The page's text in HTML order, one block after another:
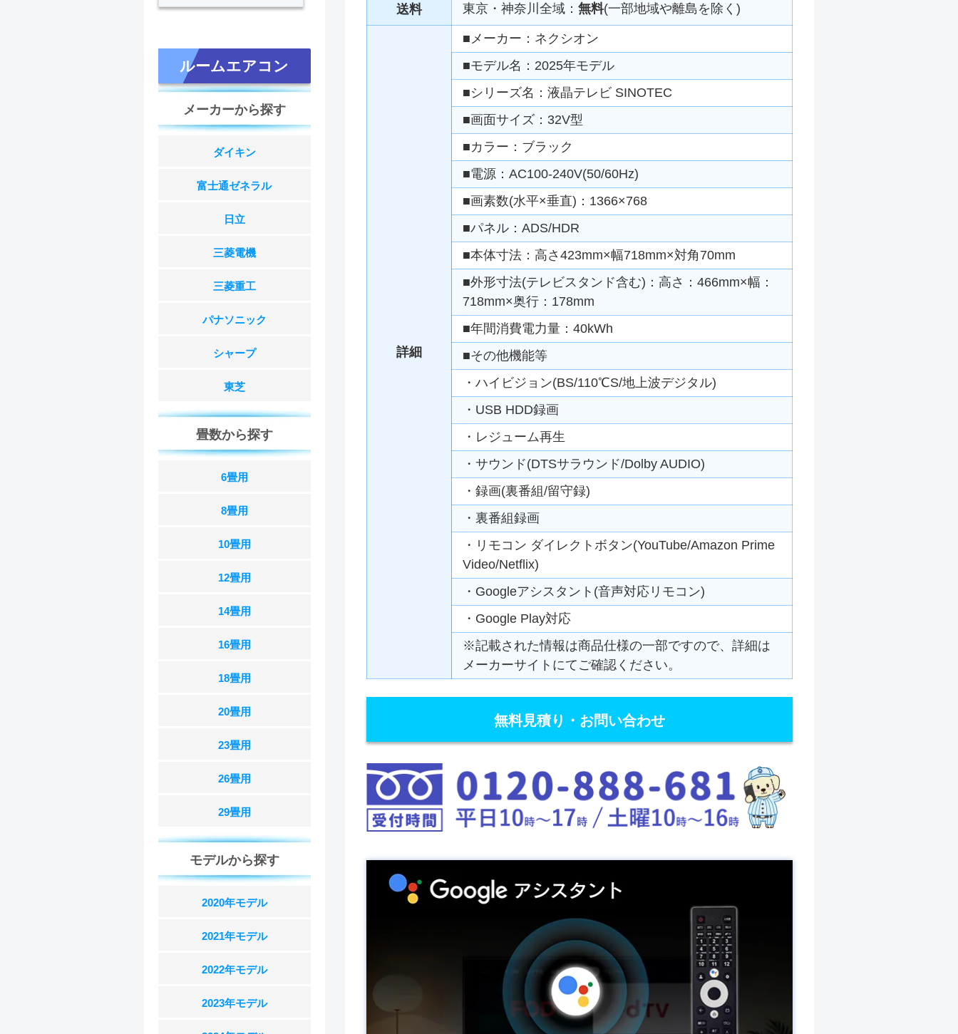
送料 東京・神奈川全域： 無料(一部地域や離島を除く)
詳細
■メーカー：ネクシオン
■モデル名：2025年モデル
■シリーズ名：液晶テレビ SINOTEC
■画面サイズ：32V型
■カラー：ブラック
■電源：AC100-240V(50/60Hz)
■画素数(水平×垂直)：1366×768
■パネル：ADS/HDR
■本体寸法：高さ423mm×幅718mm×対角70mm
■外形寸法(テレビスタンド含む)：高さ：466mm×幅：
718mm×奥行：178mm
■年間消費電力量：40kWh
■その他機能等
・ハイビジョン(BS/110℃S/地上波デジタル)
・USB HDD録画
・レジューム再生
・サウンド(DTSサラウンド/Dolby AUDIO)
・録画(裏番組/留守録)
・裏番組録画
・リモコン ダイレクトボタン(YouTube/Amazon Prime
Video/Netflix)
・Googleアシスタント(音声対応リモコン)
・Google Play対応
※記載された情報は商品仕様の一部ですので、詳細は
メーカーサイトにてご確認ください。
無料見積り・お問い合わせ
ルームエアコン
メーカーから探す
ダイキン
富士通ゼネラル
日立
三菱電機
三菱重工
パナソニック
シャープ
東芝
畳数から探す
6畳用
8畳用
10畳用
12畳用
14畳用
16畳用
18畳用
20畳用
23畳用
26畳用
29畳用
モデルから探す
2020年モデル
2021年モデル
2022年モデル
2023年モデル